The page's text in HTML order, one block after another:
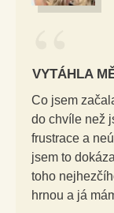
“
VYTÁHLA
Co jsem
do chvíle než
frustrace a
jsem to
toho
hrnou a já